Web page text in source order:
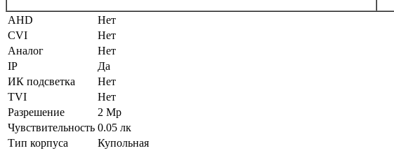
AHD
Нет
CVI
Нет
Аналог
Нет
IP
Да
ИК подсветка
Нет
TVI
Нет
Разрешение
2 Мр
Чувствительность 0.05 лк
Тип корпуса
Купольная